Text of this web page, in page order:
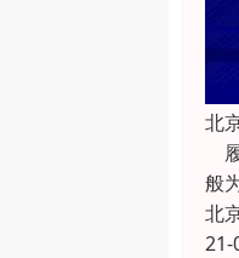
北
般
北
21-